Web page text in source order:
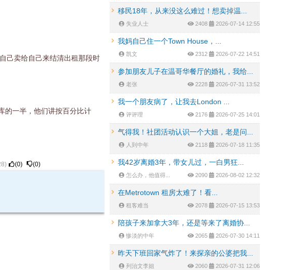
己卖给自己来结清出租那段时
的一半，他们讲按百分比计
) (0) (0)
移民18年，从来没这么难过！想卖掉温...
失业人士 2408 2026-07-14 12:55
我妈自己住一个Town House，...
凯文 2312 2026-07-22 14:51
参加朋友儿子在温哥华餐厅的婚礼，我给...
老张 2228 2026-07-31 13:52
我一个朋友病了，让我去London ...
评评理 2176 2026-07-25 14:01
气得我！社团活动认识一个大姐，老是问...
人到中年 2118 2026-07-18 11:35
我42岁离婚3年，带女儿过，一白男狂...
怎么办，他值得... 2090 2026-08-02 12:32
在Metrotown 租房太难了！看...
租客难当 2078 2026-07-15 13:53
陪孩子来加拿大3年，还是等来了离婚协...
惨淡的中年 2065 2026-07-30 14:11
昨天下班回家气炸了！来探亲的公婆把我...
列治文李姐 2060 2026-07-31 12:06